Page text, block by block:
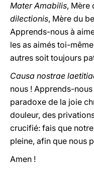
Mater Amabilis, Mère
dilectionis, Mère du
Apprends-nous à
les as aimés toi-
autres soit toujours
Causa nostrae
nous ! Apprends-
paradoxe de la joie
douleur, des
crucifié: fais que
pleine, afin que nous
Amen !